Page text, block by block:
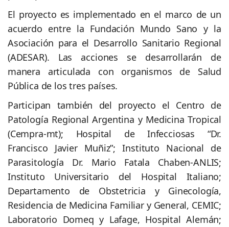
El proyecto es implementado en el marco de un
acuerdo entre la Fundación Mundo Sano y la
Asociación para el Desarrollo Sanitario Regional
(ADESAR). Las acciones se desarrollarán de
manera articulada con organismos de Salud
Pública de los tres países.
Participan también del proyecto el Centro de
Patología Regional Argentina y Medicina Tropical
(Cempra-mt); Hospital de Infecciosas “Dr.
Francisco Javier Muñiz”; Instituto Nacional de
Parasitología Dr. Mario Fatala Chaben-ANLIS;
Instituto Universitario del Hospital Italiano;
Departamento de Obstetricia y Ginecología,
Residencia de Medicina Familiar y General, CEMIC;
Laboratorio Domeq y Lafage, Hospital Alemán;